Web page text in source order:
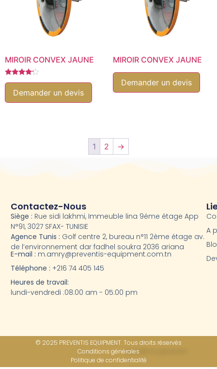
MIROIR CONVEX JAUNE
Note
sur 5
Demander un devis
MIROIR CONVEX JAUNE
Demander un devis
1 2 →
A
Contactez-Nous
Siège : Rue sidi lakhmi, Immeuble lina 9éme étage App
N°91, 3027 SFAX- TUNISIE
Agence Tunis : Golf centre 2, bureau n°11 2ème étage av.
de l’environnement dar fadhel soukra 2036 ariana
E-mail : m.amry@preventis-equipment.com.tn
Téléphone : +216 74 405 145
Heures de travail:
lundi-vendredi :08:00 am - 05:00 pm
© 2025 PREVENTIS EQUIPMENT. Tous droits réservés
Conditions générales
Politique de confidentialité​